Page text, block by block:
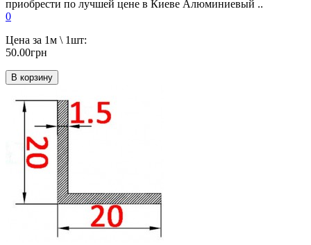
приобрести по лучшей цене в Киеве Алюминиевый ..
0
Цена за 1м \ 1шт:
50.00грн
В корзину